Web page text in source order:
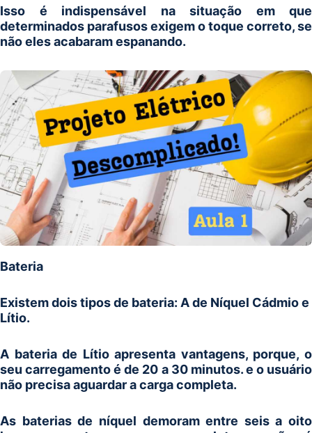
Isso é indispensável na situação em que
determinados parafusos exigem o toque correto, se
não eles acabaram espanando.
Bateria
Existem dois tipos de bateria: A de Níquel Cádmio e
Lítio.
A bateria de Lítio apresenta vantagens, porque, o
seu carregamento é de 20 a 30 minutos. e o usuário
não precisa aguardar a carga completa.
As baterias de níquel demoram entre seis a oito